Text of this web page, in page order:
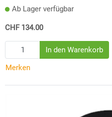
Ab Lager verfügbar
CHF 134.00
Merken